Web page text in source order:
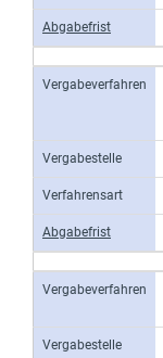
Abgabefrist
Vergabeverfahren
Vergabestelle
Verfahrensart
Abgabefrist
Vergabeverfahren
Vergabestelle